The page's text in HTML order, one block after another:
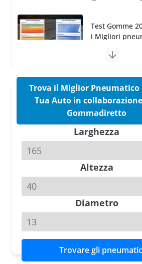
Pirelli
confermano il
Pirelli P Zero
Tyre Reviews
slick da battere
Michelin Pilot
su Range
11 Aprile 2026
Trova il Miglior Pneumatico
Tua Auto in
Gommadiretto
Larghezza
Altezza
Diametro
Trovare gli